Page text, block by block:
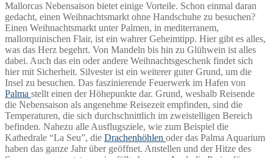
Mallorcas Nebensaison bietet einige Vorteile. Schon einmal daran
gedacht, einen Weihnachtsmarkt ohne Handschuhe zu besuchen?
Einen Weihnachtsmarkt unter Palmen, in mediterranem,
mallorquinischen Flair, ist ein wahrer Geheimtipp. Hier gibt es alles,
was das Herz begehrt. Von Mandeln bis hin zu Glühwein ist alles
dabei. Auch das ein oder andere Weihnachtsgeschenk findet sich
hier mit Sicherheit. Silvester ist ein weiterer guter Grund, um die
Insel zu besuchen. Das faszinierende Feuerwerk im Hafen von
Palma stellt einen der Höhepunkte dar. Grund, weshalb Reisende
die Nebensaison als angenehme Reisezeit empfinden, sind die
Temperaturen, die sich durchschnittlich im zweistelligen Bereich
befinden. Nahezu alle Ausflugsziele, wie zum Beispiel die
Kathedrale “La Seu”, die Drachenhöhlen oder das Palma Aquarium
haben das ganze Jahr über geöffnet. Anstellen und der Hitze des